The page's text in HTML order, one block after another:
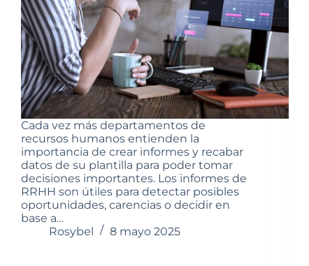
Cada vez más departamentos de
recursos humanos entienden la
importancia de crear informes y recabar
datos de su plantilla para poder tomar
decisiones importantes. Los informes de
RRHH son útiles para detectar posibles
oportunidades, carencias o decidir en
base a…
Rosybel
8 mayo 2025